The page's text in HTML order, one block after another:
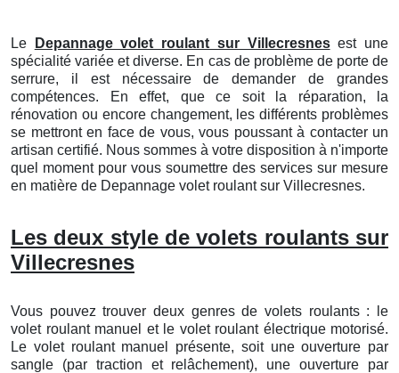
Le Depannage volet roulant sur Villecresnesest une
spécialité variée et diverse. En cas de problème de porte de
serrure, il est nécessaire de demander de grandes
compétences. En effet, que ce soit la réparation, la
rénovation ou encore changement, les différents problèmes
se mettront en face de vous, vous poussant à contacter un
artisan certifié. Nous sommes à votre disposition à n'importe
quel moment pour vous soumettre des services sur mesure
en matière de Depannage volet roulant sur Villecresnes.
Les deux style de volets roulants sur
Villecresnes
Vous pouvez trouver deux genres de volets roulants : le
volet roulant manuel et le volet roulant électrique motorisé.
Le volet roulant manuel présente, soit une ouverture par
sangle (par traction et relâchement), une ouverture par